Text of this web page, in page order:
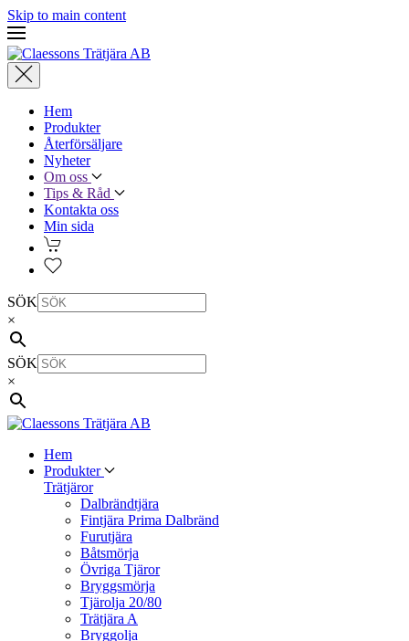
Skip to main content
Hem
Produkter
Återförsäljare
Nyheter
Om oss
Tips & Råd
Kontakta oss
Min sida
SÖK
×
SÖK
×
Hem
Produkter
Trätjäror
Dalbrändtjära
Fintjära Prima Dalbränd
Furutjära
Båtsmörja
Övriga Tjäror
Bryggsmörja
Tjärolja 20/80
Trätjära A
Bryggolja